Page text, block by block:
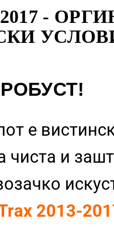
2017 -
е
чиста и
2013-